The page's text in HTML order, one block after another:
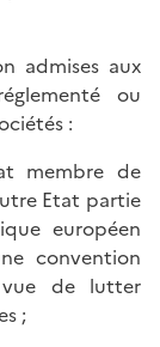
admises aux
ou
:
membre de
Etat partie
européen
convention
vue de lutter
;